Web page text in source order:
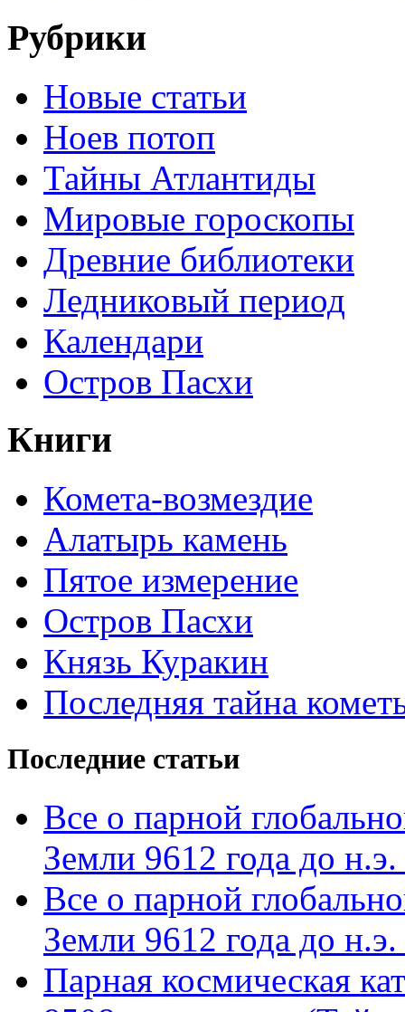
Рубрики
Новые статьи
Ноев потоп
Тайны Атлантиды
Мировые гороскопы
Древние библиотеки
Ледниковый период
Календари
Остров Пасхи
Книги
Комета-возмездие
Алатырь камень
Пятое измерение
Остров Пасхи
Князь Куракин
Последняя тайна
Последние статьи
Все о парной
Земли 9612 года до
Все о парной
Земли 9612 года до
Парная космическая